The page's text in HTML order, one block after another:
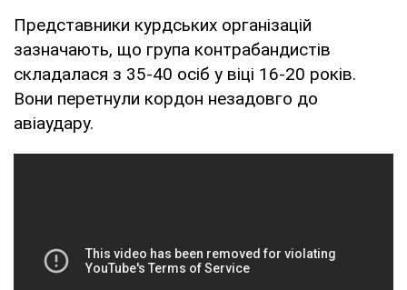
Представники курдських організацій
зазначають, що група контрабандистів
складалася з 35-40 осіб у віці 16-20 років.
Вони перетнули кордон незадовго до
авіаудару.